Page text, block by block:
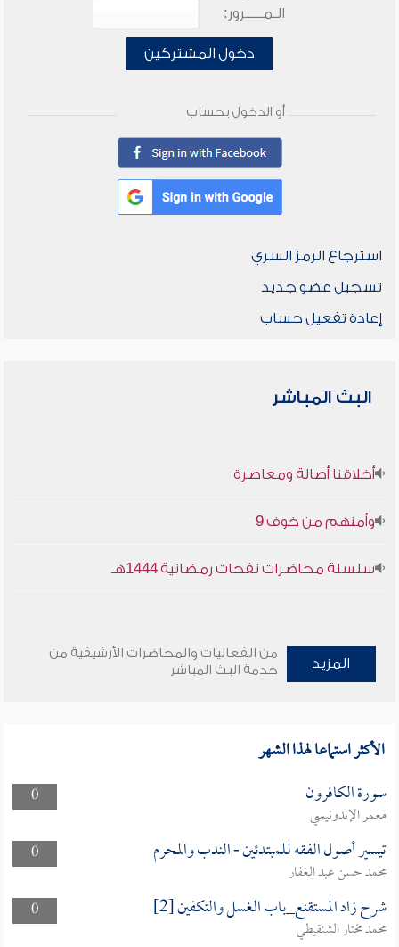
الـمـــــرور:
دخول المشتركين
أو الدخول بحساب
استرجاع الرمز السري
تسجيل عضو جديد
إعادة تفعيل حساب
البث المباشر
أخلاقنا أصالة ومعاصرة
وأمنهم من خوف 9
سلسلة محاضرات نفحات رمضانية 1444هـ
المزيد
من الفعاليات والمحاضرات الأرشيفية من
خدمة البث المباشر
الأكثر استماعا لهذا الشهر
0 سورة الكافرون
معمر الإندونيسي
0
تيسير أصول الفقه للمبتدئين - الندب والمحرم
محمد حسن عبد الغفار
0
شرح زاد المستقنع_باب الغسل والتكفين [2]
محمد مختار الشنقيطي